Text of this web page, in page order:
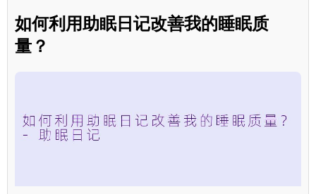
如何利用助眠日记改善我的睡眠质
量？